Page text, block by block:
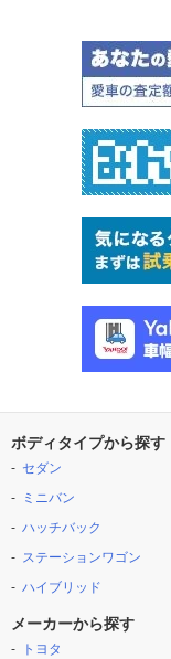
ボディタイプから探す
セダン
ミニバン
ハッチバック
ステーションワゴン
ハイブリッド
メーカーから探す
トヨタ